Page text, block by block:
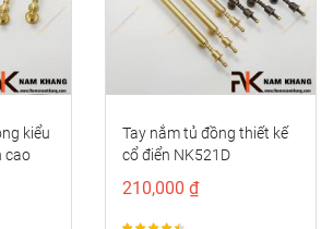
kiểu
cao
Tay nắm tủ đồng thiết kế
cổ điển NK521D
210,000 ₫